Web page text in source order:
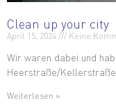
Clean up your city
April 15, 2024 Keine
Wir waren dabei und
Heerstraße/
Weiterlesen »